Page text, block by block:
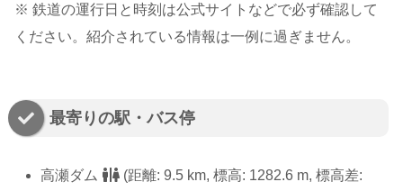
※ 鉄道の運行日と時刻は公式サイトなどで必ず確認して
ください。紹介されている情報は一例に過ぎません。
最寄りの駅・バス停
高瀬ダム
(距離: 9.5 km, 標高: 1282.6 m, 標高差: